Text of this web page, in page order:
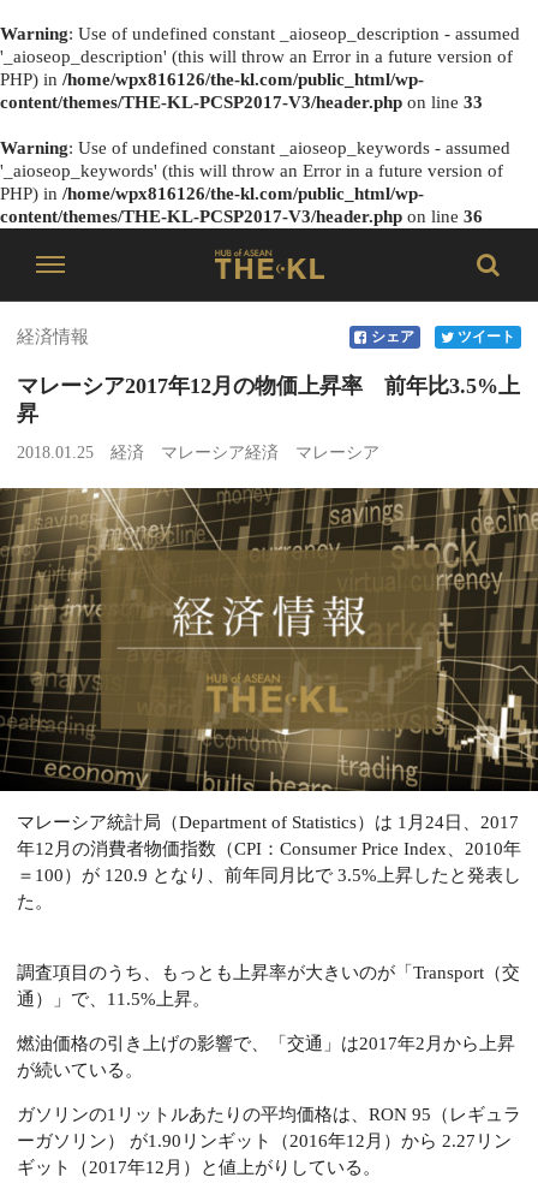
Warning: Use of undefined constant _aioseop_description - assumed
'_aioseop_description' (this will throw an Error in a future version of
PHP) in /home/wpx816126/the-kl.com/public_html/wp-
content/themes/THE-KL-PCSP2017-V3/header.php on line 33
Warning: Use of undefined constant _aioseop_keywords - assumed
'_aioseop_keywords' (this will throw an Error in a future version of
PHP) in /home/wpx816126/the-kl.com/public_html/wp-
content/themes/THE-KL-PCSP2017-V3/header.php on line 36
経済情報 シェア ツイート
マレーシア2017年12月の物価上昇率 前年比3.5%上
昇
2018.01.25 経済 マレーシア経済 マレーシア
マレーシア統計局（Department of Statistics）は 1月24日、2017
年12月の消費者物価指数（CPI：Consumer Price Index、2010年
＝100）が 120.9 となり、前年同月比で 3.5%上昇したと発表し
た。
調査項目のうち、もっとも上昇率が大きいのが「Transport（交
通）」で、11.5%上昇。
燃油価格の引き上げの影響で、「交通」は2017年2月から上昇
が続いている。
ガソリンの1リットルあたりの平均価格は、RON 95（レギュラ
ーガソリン） が1.90リンギット（2016年12月）から 2.27リン
ギット（2017年12月）と値上がりしている。